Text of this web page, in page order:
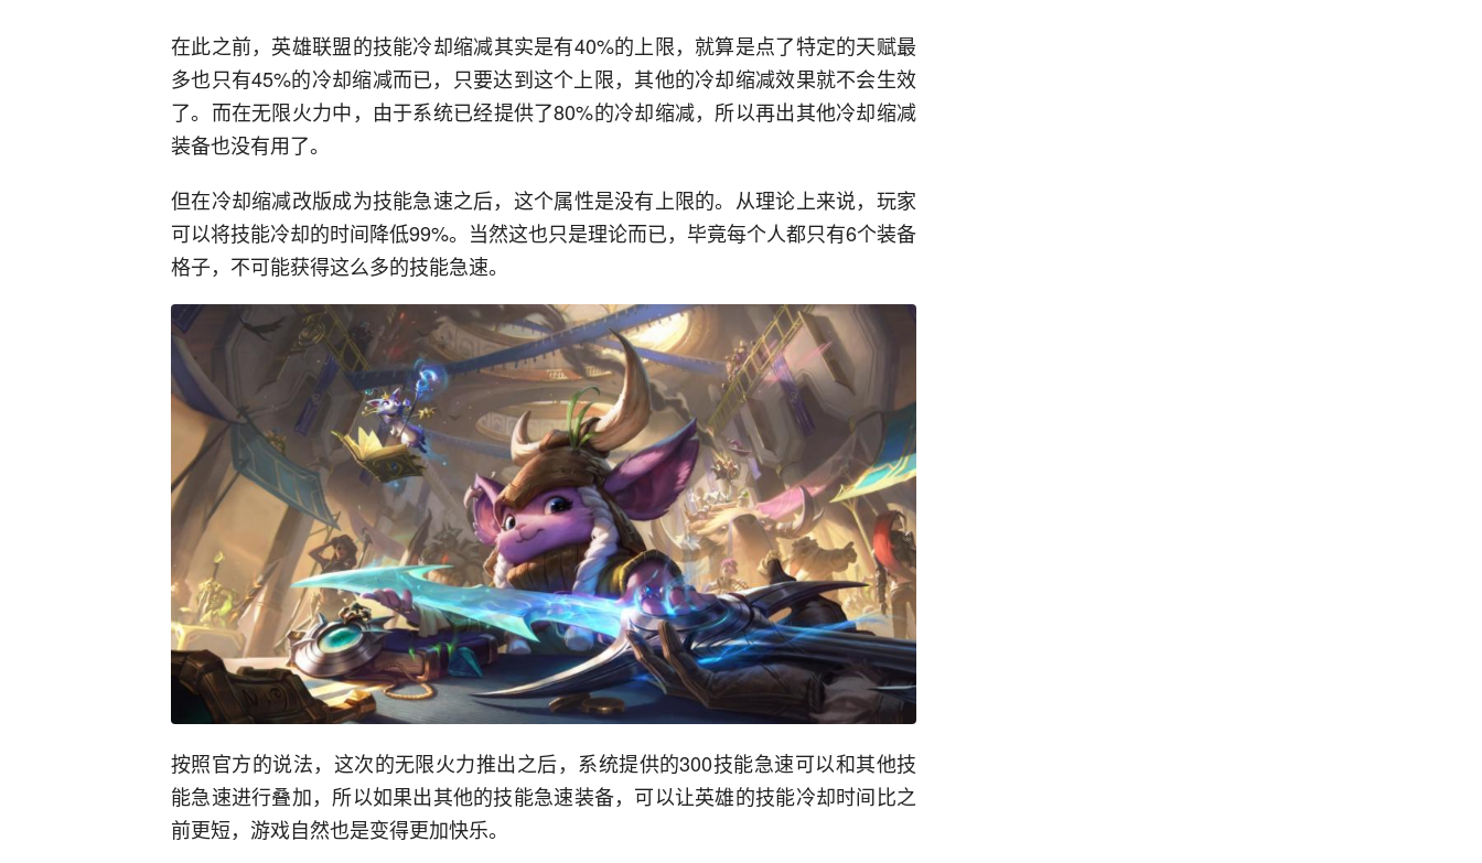
在此之前，英雄联盟的技能冷却缩减其实是有40%的上限，就算是点了特定的天赋最
多也只有45%的冷却缩减而已，只要达到这个上限，其他的冷却缩减效果就不会生效
了。而在无限火力中，由于系统已经提供了80%的冷却缩减，所以再出其他冷却缩减
装备也没有用了。
但在冷却缩减改版成为技能急速之后，这个属性是没有上限的。从理论上来说，玩家
可以将技能冷却的时间降低99%。当然这也只是理论而已，毕竟每个人都只有6个装备
格子，不可能获得这么多的技能急速。
按照官方的说法，这次的无限火力推出之后，系统提供的300技能急速可以和其他技
能急速进行叠加，所以如果出其他的技能急速装备，可以让英雄的技能冷却时间比之
前更短，游戏自然也是变得更加快乐。